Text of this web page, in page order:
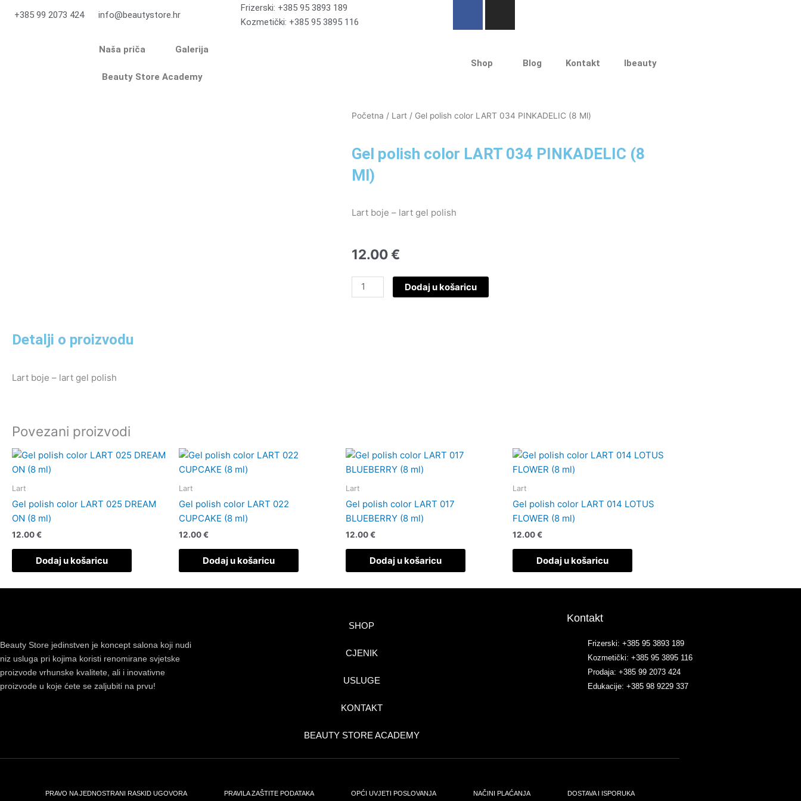
+385 99 2073 424 info@beautystore.hr
Frizerski: +385 95 3893 189
Kozmetički: +385 95 3895 116
b
k
a
Naša priča Galerija
Beauty Store Academy
Shop Blog Kontakt Ibeauty
Početna / Lart / Gel polish color LART 034 PINKADELIC (8 Ml)
Gel polish color LART 034 PINKADELIC (8
Ml)
Lart boje – lart gel polish
12.00€
Gel
polish
Dodaj u košaricu
Detalji o proizvodu
Lart boje – lart gel polish
Povezani proizvodi
Lart
Gel polish color LART 025 DREAM
ON (8 ml)
12.00€
Dodaj u košaricu
Lart
Gel polish color LART 022
CUPCAKE (8 ml)
12.00€
Dodaj u košaricu
Lart
Gel polish color LART 017
BLUEBERRY (8 ml)
12.00€
Dodaj u košaricu
Lart
Gel polish color LART 014 LOTUS
FLOWER (8 ml)
12.00€
Dodaj u košaricu
Beauty Store jedinstven je koncept salona koji nudi
niz usluga pri kojima koristi renomirane svjetske
proizvode vrhunske kvalitete, ali i inovativne
proizvode u koje ćete se zaljubiti na prvu!
SHOP
CJENIK
USLUGE
KONTAKT
BEAUTY STORE ACADEMY
Kontakt
Frizerski: +385 95 3893 189
Kozmetički: +385 95 3895 116
Prodaja: +385 99 2073 424
Edukacije: +385 98 9229 337
PRAVO NA JEDNOSTRANI RASKID UGOVORA PRAVILA ZAŠTITE PODATAKA OPĆI UVJETI POSLOVANJA NAČINI PLAĆANJA DOSTAVA I ISPORUKA